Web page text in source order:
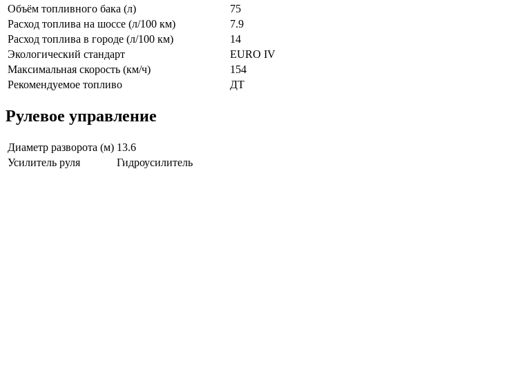
Объём топливного бака (л)
75
Расход топлива на шоссе (л/100 км)
7.9
Расход топлива в городе (л/100 км)
14
Экологический стандарт
EURO IV
Максимальная скорость (км/ч)
154
Рекомендуемое топливо
ДТ
Рулевое управление
Диаметр разворота (м) 13.6
Усилитель руля
Гидроусилитель